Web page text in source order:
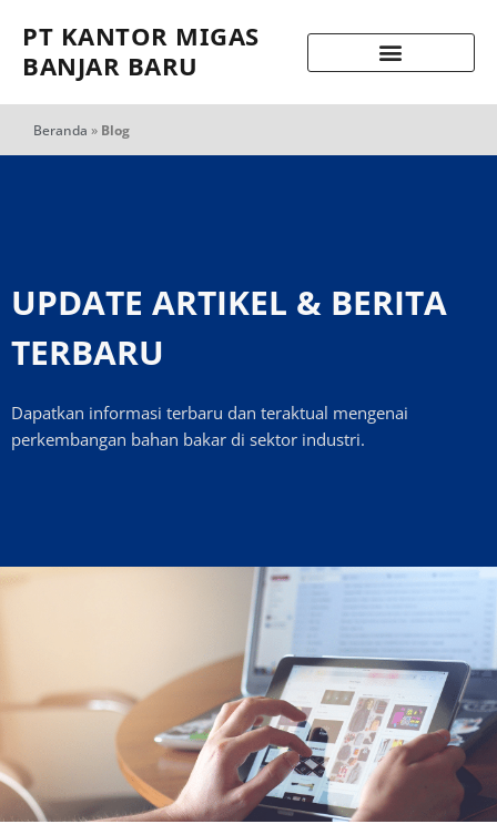
PT KANTOR MIGAS
BANJAR BARU
Beranda » Blog
UPDATE ARTIKEL & BERITA
TERBARU
Dapatkan informasi terbaru dan teraktual mengenai
perkembangan bahan bakar di sektor industri.